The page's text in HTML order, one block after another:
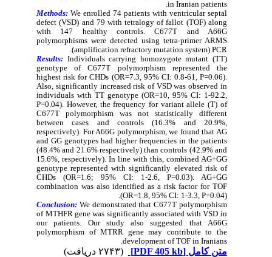
in Iranian patients.
Methods:We enrolled 74 patients with ventricular septal
defect (VSD) and 79 with tetralogy of fallot (TOF) along
with 147 healthy controls. C677T and A66G
polymorphisms were detected using tetra-primer ARMS
(amplification refractory mutation system) PCR.
Results:Individuals carrying homozygote mutant (TT)
genotype of C677T polymorphism represented the
highest risk for CHDs (OR=7.3, 95% CI: 0.8-61, P=0.06).
Also, significantly increased risk of VSD was observed in
individuals with TT genotype (OR=10, 95% CI: 1-92.2,
P=0.04). However, the frequency for variant allele (T) of
C677T polymorphism was not statistically different
between cases and controls (16.3% and 20.9%,
respectively). For A66G polymorphism, we found that AG
and GG genotypes had higher frequencies in the patients
(48.4% and 21.6% respectively) than controls (42.9% and
15.6%, respectively). In line with this, combined AG+GG
genotype represented with significantly elevated risk of
CHDs (OR=1.6; 95% CI: 1-2.6, P=0.03). AG+GG
combination was also identified as a risk factor for TOF
(OR=1.8, 95% CI: 1-3.3, P=0.04).
Conclusion:We demonstrated that C677T polymorphism
of MTHFR gene was significantly associated with VSD in
our patients. Our study also suggested that A66G
polymorphism of MTRR gene may contribute to the
development of TOF in Iranians.
متن کامل[PDF 405 kb]